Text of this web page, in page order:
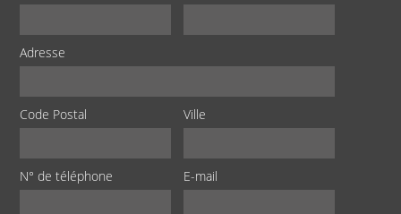
Adresse
Code Postal Ville
N° de téléphone E-mail